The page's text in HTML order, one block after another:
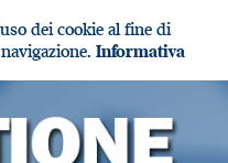
dei cookie al fine di
Informativa